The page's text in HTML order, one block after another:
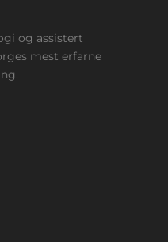
og assistert
mest erfarne